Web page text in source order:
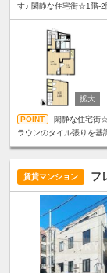
す♪ 閑静な住宅街☆1階-2
閑静な住宅街
ラウンのタイル張りを基
賃貸マンション フ